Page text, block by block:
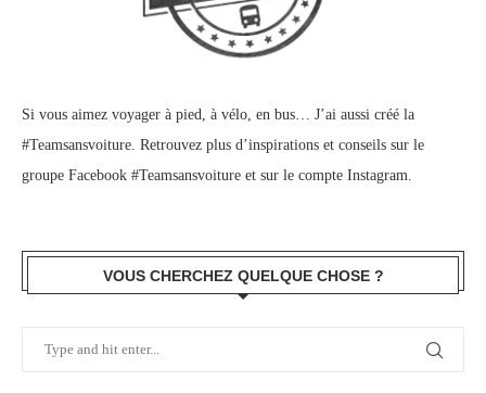
Si vous aimez voyager à pied, à vélo, en bus… J’ai aussi créé la
#Teamsansvoiture. Retrouvez plus d’inspirations et conseils sur le
groupe Facebook #Teamsansvoiture et sur le compte Instagram.
VOUS CHERCHEZ QUELQUE CHOSE ?